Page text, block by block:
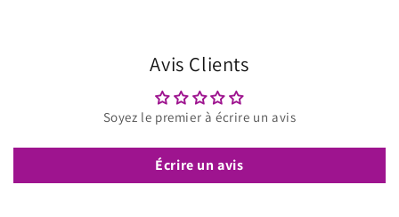
Avis Clients
Soyez le premier à écrire un avis
Écrire un avis